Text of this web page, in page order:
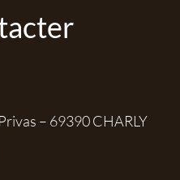
– 69390 CHARLY